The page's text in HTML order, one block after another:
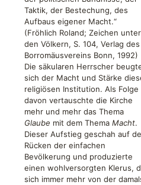
Taktik, der Bestechung, des
Aufbaus eigener Macht.“
(Fröhlich Roland; Zeichen unter
den Völkern, S. 104, Verlag des
Borromäusvereins Bonn, 1992)
Die säkularen Herrscher
sich der Macht und Stärke
religiösen Institution. Als Folge
davon vertauschte die Kirche
mehr und mehr das Thema
Glaube mit dem Thema Macht.
Dieser Aufstieg geschah auf
Rücken der einfachen
Bevölkerung und produzierte
einen wohlversorgten Klerus,
sich immer mehr von der